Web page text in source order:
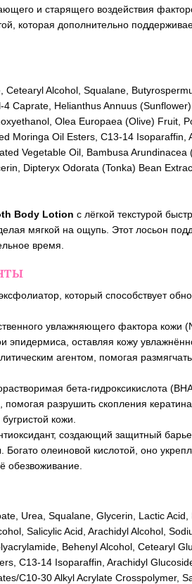
и старящего воздействия
которая дополнительно
Cetearyl Alcohol, Squalane,
Caprate, Helianthus Annuus
Olea Europaea (Olive) Fruit,
Moringa Oil Esters, C13-14 Isoparaffin,
Vegetable Oil, Bambusa Arundinacea
Dipteryx Odorata (Tonka) Bean
Body Lotion с лёгкой текстурой
мягкой на ощупь. Этот лосьон
время.
который способствует
увлажняющего фактора кожи
эпидермиса, оставляя кожу
агентом, помогая
бета-гидроксикислота
разрушить скопления
кожи.
создающий защитный
олеиновой кислотой, оно
обезвоживание.
Urea, Squalane, Glycerin, Lactic
Salicylic Acid, Arachidyl Alcohol,
Behenyl Alcohol, Cetearyl
C13-14 Isoparaffin, Arachidyl
C10-30 Alkyl Acrylate Crosspolymer,